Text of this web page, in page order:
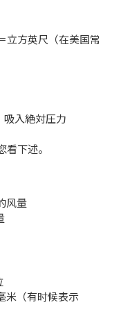
立方英尺（在美国常
入絶対圧力
下述。
风量
米（有时候表示